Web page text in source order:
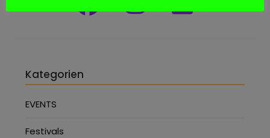
Kategorien
EVENTS
Festivals